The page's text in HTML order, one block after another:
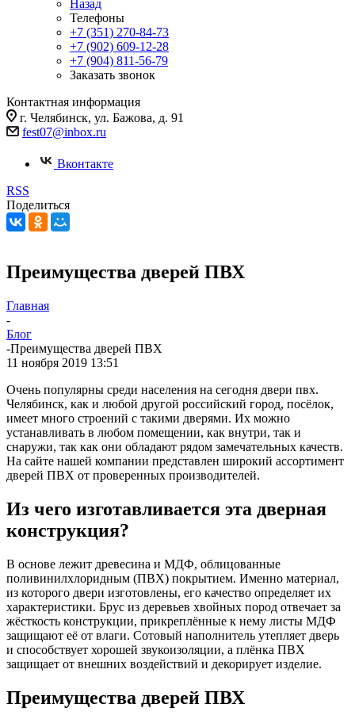
Назад
Телефоны
+7 (351) 270-84-73
+7 (902) 609-12-28
+7 (904) 811-56-79
Заказать звонок
Контактная информация
г. Челябинск, ул. Бажова, д. 91
fest07@inbox.ru
Вконтакте
RSS
Поделиться
Преимущества дверей ПВХ
Главная
-
Блог
-Преимущества дверей ПВХ
11 ноября 2019 13:51
Очень популярны среди населения на сегодня двери пвх.
Челябинск, как и любой другой российский город, посёлок,
имеет много строений с такими дверями. Их можно
устанавливать в любом помещении, как внутри, так и
снаружи, так как они обладают рядом замечательных качеств.
На сайте нашей компании представлен широкий ассортимент
дверей ПВХ от проверенных производителей.
Из чего изготавливается эта дверная
конструкция?
В основе лежит древесина и МДФ, облицованные
поливинилхлоридным (ПВХ) покрытием. Именно материал,
из которого двери изготовлены, его качество определяет их
характеристики. Брус из деревьев хвойных пород отвечает за
жёсткость конструкции, прикреплённые к нему листы МДФ
защищают её от влаги. Сотовый наполнитель утепляет дверь
и способствует хорошей звукоизоляции, а плёнка ПВХ
защищает от внешних воздействий и декорирует изделие.
Преимущества дверей ПВХ